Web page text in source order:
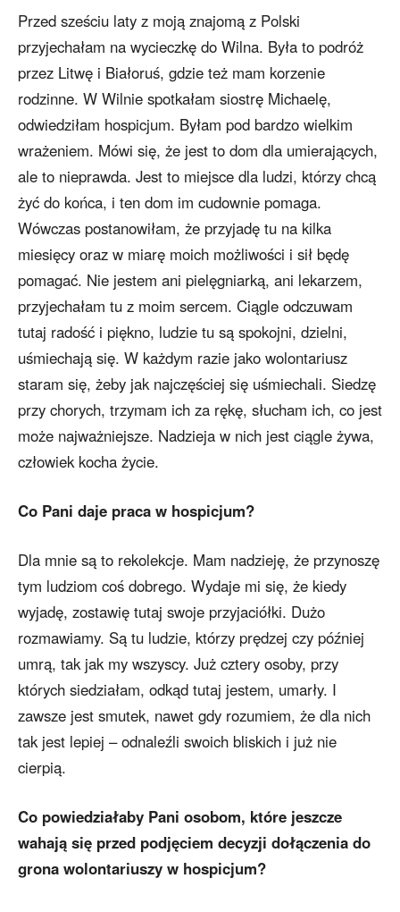
Przed sześciu laty z moją znajomą z Polski
przyjechałam na wycieczkę do Wilna. Była to podróż
przez Litwę i Białoruś, gdzie też mam korzenie
rodzinne. W Wilnie spotkałam siostrę Michaelę,
odwiedziłam hospicjum. Byłam pod bardzo wielkim
wrażeniem. Mówi się, że jest to dom dla umierających,
ale to nieprawda. Jest to miejsce dla ludzi, którzy chcą
żyć do końca, i ten dom im cudownie pomaga.
Wówczas postanowiłam, że przyjadę tu na kilka
miesięcy oraz w miarę moich możliwości i sił będę
pomagać. Nie jestem ani pielęgniarką, ani lekarzem,
przyjechałam tu z moim sercem. Ciągle odczuwam
tutaj radość i piękno, ludzie tu są spokojni, dzielni,
uśmiechają się. W każdym razie jako wolontariusz
staram się, żeby jak najczęściej się uśmiechali. Siedzę
przy chorych, trzymam ich za rękę, słucham ich, co jest
może najważniejsze. Nadzieja w nich jest ciągle żywa,
człowiek kocha życie.
Co Pani daje praca w hospicjum?
Dla mnie są to rekolekcje. Mam nadzieję, że przynoszę
tym ludziom coś dobrego. Wydaje mi się, że kiedy
wyjadę, zostawię tutaj swoje przyjaciółki. Dużo
rozmawiamy. Są tu ludzie, którzy prędzej czy później
umrą, tak jak my wszyscy. Już cztery osoby, przy
których siedziałam, odkąd tutaj jestem, umarły. I
zawsze jest smutek, nawet gdy rozumiem, że dla nich
tak jest lepiej – odnaleźli swoich bliskich i już nie
cierpią.
Co powiedziałaby Pani osobom, które jeszcze
wahają się przed podjęciem decyzji dołączenia do
grona wolontariuszy w hospicjum?